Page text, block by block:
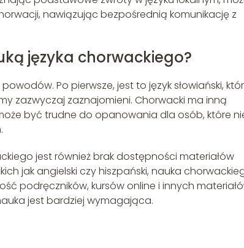
nawiązując bezpośrednią komunikację z
języka chorwackiego?
Po pierwsze, jest to język słowiański,
zazwyczaj zaznajomieni. Chorwacki ma inną
być trudne do opanowania dla osób, które
jest również brak dostępności materiałów
jak angielski czy hiszpański, nauka
podręczników, kursów online i innych
jest bardziej wymagająca.